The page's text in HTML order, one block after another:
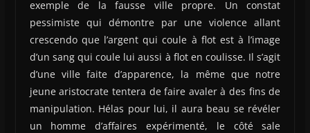
exemple de la fausse ville propre. Un constat
pessimiste qui démontre par une violence allant
crescendo que l’argent qui coule à flot est à l’image
d’un sang qui coule lui aussi à flot en coulisse. Il s’agit
d’une ville faite d’apparence, la même que notre
jeune aristocrate tentera de faire avaler à des fins de
manipulation. Hélas pour lui, il aura beau se révéler
un homme d’affaires expérimenté, le côté sale